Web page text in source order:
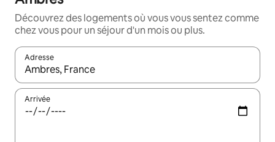
Découvrez des logements où vous vous sentez comme
chez vous pour un séjour d'un mois ou plus.
Adresse
Lorsque les résultats s'affichent, utilisez les flèches vers le
Arrivée